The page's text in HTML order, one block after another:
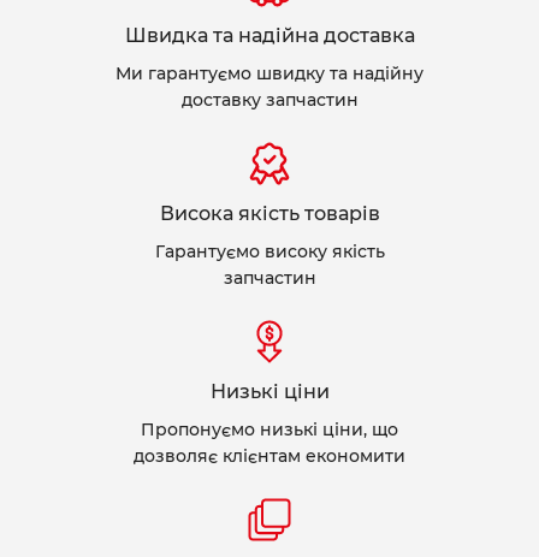
Швидка та надійна доставка
Ми гарантуємо швидку та надійну
доставку запчастин
Висока якість товарів
Гарантуємо високу якість
запчастин
Низькі ціни
Пропонуємо низькі ціни, що
дозволяє клієнтам економити